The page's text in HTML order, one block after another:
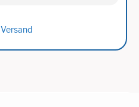
Versand